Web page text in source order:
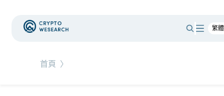
首頁 〉